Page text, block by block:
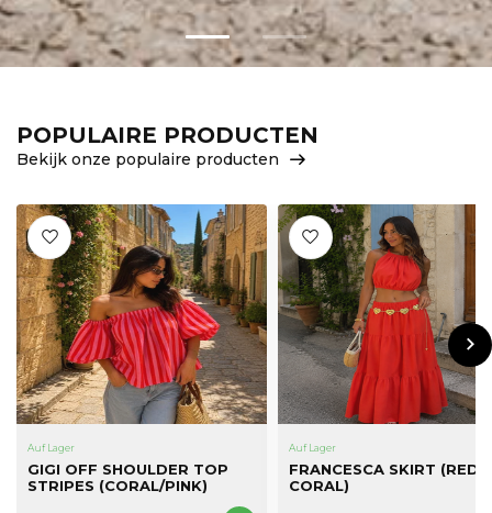
POPULAIRE PRODUCTEN
Bekijk onze populaire producten
Auf Lager
GIGI OFF SHOULDER TOP
STRIPES (CORAL/PINK)
Auf Lager
FRANCESCA SKIRT (RED
CORAL)